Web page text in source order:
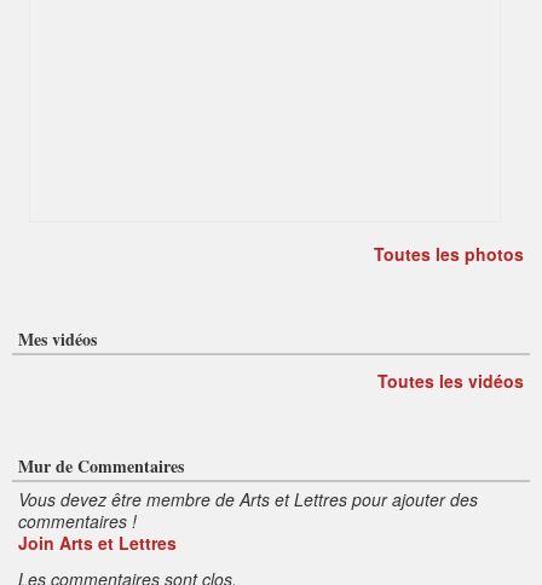
Toutes les photos
Mes vidéos
Toutes les vidéos
Mur de Commentaires
Vous devez être membre de Arts et Lettres pour ajouter des
commentaires !
Join Arts et Lettres
Les commentaires sont clos.